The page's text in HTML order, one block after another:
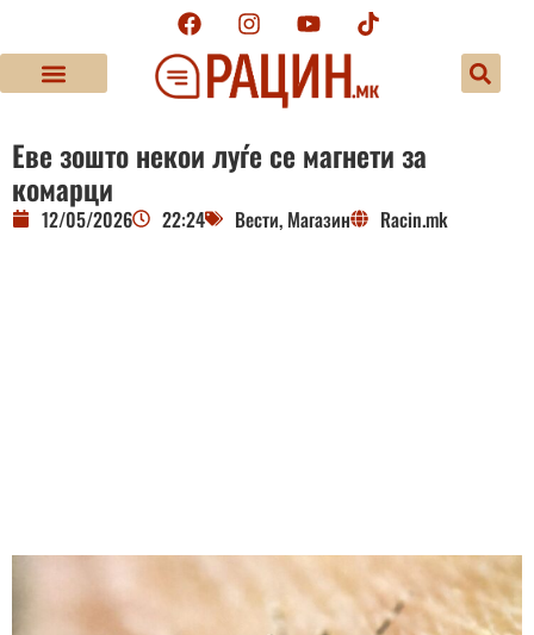
Еве зошто некои луѓе се магнети за
комарци
12/05/2026 22:24 Вести, Магазин Racin.mk